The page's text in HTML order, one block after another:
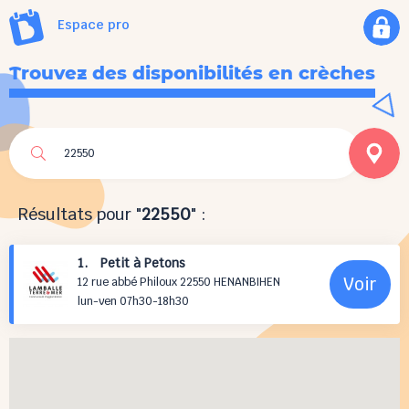
Espace pro
Trouvez des disponibilités en crèches
Résultats pour "22550" :
1. Petit à Petons
12 rue abbé Philoux 22550 HENANBIHEN
lun-ven 07h30-18h30
Voir